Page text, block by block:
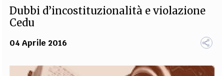
FOTOGRAFI PARTNER COLLABORA CON NOI
Dubbi d’incostituzionalità e violazione
Cedu
04 Aprile 2016